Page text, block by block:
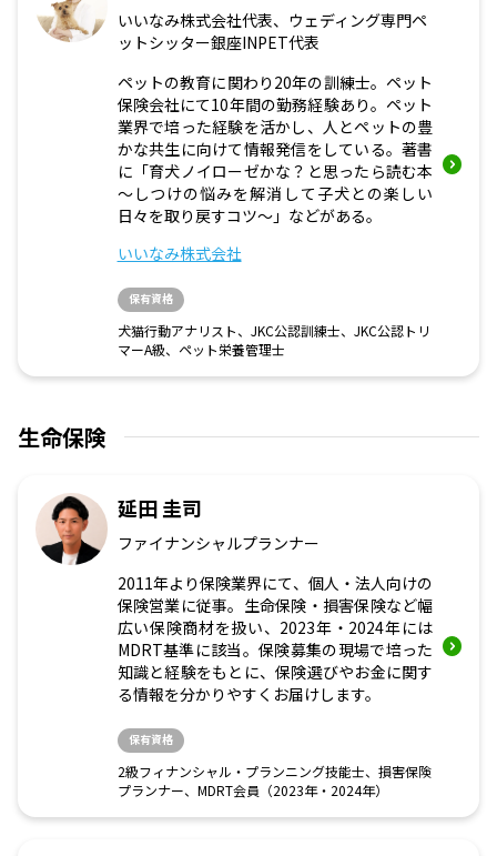
いいなみ株式会社代表、ウェディング専門ペ
ットシッター銀座INPET代表
ペットの教育に関わり20年の訓練士。ペット
保険会社にて10年間の勤務経験あり。ペット
業界で培った経験を活かし、人とペットの豊
かな共生に向けて情報発信をしている。著書
に「育犬ノイローゼかな？と思ったら読む本
～しつけの悩みを解消して子犬との楽しい
日々を取り戻すコツ～」などがある。
いいなみ株式会社
保有資格
犬猫行動アナリスト、JKC公認訓練士、JKC公認トリ
マーA級、ペット栄養管理士
生命保険
延田 圭司
ファイナンシャルプランナー
2011年より保険業界にて、個人・法人向けの
保険営業に従事。生命保険・損害保険など幅
広い保険商材を扱い、2023年・2024年には
MDRT基準に該当。保険募集の現場で培った
知識と経験をもとに、保険選びやお金に関す
る情報を分かりやすくお届けします。
保有資格
2級フィナンシャル・プランニング技能士、損害保険
プランナー、MDRT会員（2023年・2024年）